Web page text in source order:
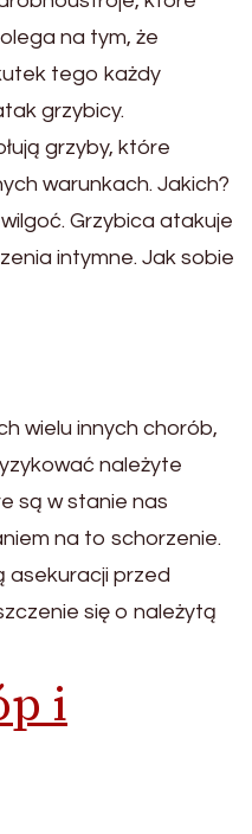
na tym, że
tego każdy
grzybicy.
grzyby, które
warunkach. Jakich?
Grzybica atakuje
intymne. Jak sobie
wielu innych chorób,
należyte
są w stanie nas
na to schorzenie.
asekuracji przed
się o należytą
i